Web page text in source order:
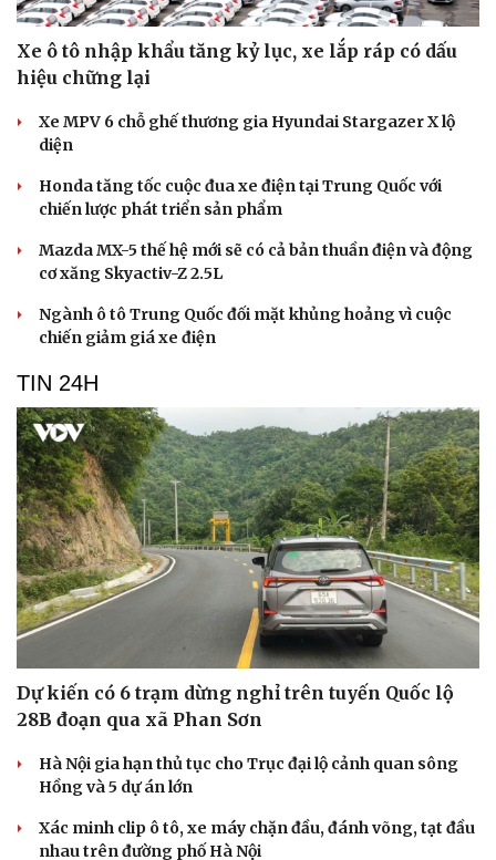
Xe ô tô nhập khẩu tăng kỷ lục, xe lắp ráp có dấu
hiệu chững lại
Xe MPV 6 chỗ ghế thương gia Hyundai Stargazer X lộ
diện
Honda tăng tốc cuộc đua xe điện tại Trung Quốc với
chiến lược phát triển sản phẩm
Mazda MX-5 thế hệ mới sẽ có cả bản thuần điện và động
cơ xăng Skyactiv-Z 2.5L
Ngành ô tô Trung Quốc đối mặt khủng hoảng vì cuộc
chiến giảm giá xe điện
TIN 24H
Dự kiến có 6 trạm dừng nghỉ trên tuyến Quốc lộ
28B đoạn qua xã Phan Sơn
Hà Nội gia hạn thủ tục cho Trục đại lộ cảnh quan sông
Hồng và 5 dự án lớn
Xác minh clip ô tô, xe máy chặn đầu, đánh võng, tạt đầu
nhau trên đường phố Hà Nội